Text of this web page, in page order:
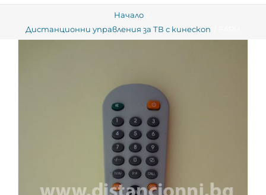
Начало
Дистанционни управления за ТВ с кинескоп